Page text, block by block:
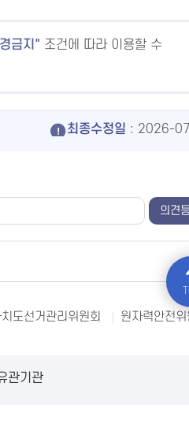
금지
조건에 따라 이용할 수
최종수정일 : 2026-
도선거관리위원회 원자력안전
관기관